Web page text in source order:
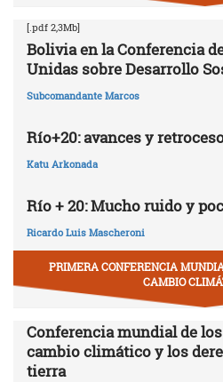
[.pdf 2,3Mb]
Bolivia en la Conferencia
Unidas sobre Desarrollo
Subcomandante Marcos
Río+20: avances y
Katu Arkonada
Río + 20: Mucho ruido y
Ricardo Luis Mascheroni
PRIMERA CONFERENCIA
CAMBIO
Conferencia mundial de
cambio climático y los
tierra